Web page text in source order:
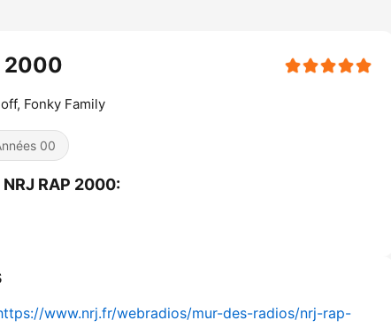
2000
Fonky Family
00
RAP 2000:
www.nrj.fr/webradios/mur-des-radios/nrj-rap-